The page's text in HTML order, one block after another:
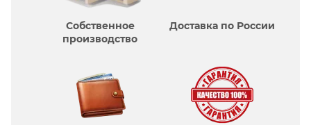
Собственное
производcтво
Доставка по России